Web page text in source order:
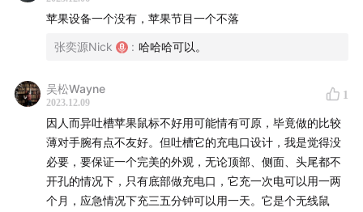
术影响力，推动更高粘性、更深互联、更持久共鸣的用户
社区构建。
📺 《少数派播客》已经登陆 YouTube 平台，YouTube 用
户也能收听啦。
🎁 少数派会员全面焕新，定制内容持续更新，付费栏目全
场畅读，年度最惠价格正在进行中，欢迎新老朋友加入！
🥳 少数派出品、知名主播婉莹、甜食制作的播客入门教程
苹果设备一个没有，苹果节目一个不落
张奕源Nick : 哈哈哈可以。
吴松Wayne
2023.12.09
1
因人而异吐槽苹果鼠标不好用可能情有可原，毕竟做的比较
薄对手腕有点不友好。但吐槽它的充电口设计，我是觉得没
必要，要保证一个完美的外观，无论顶部、侧面、头尾都不
开孔的情况下，只有底部做充电口，它充一次电可以用一两
个月，应急情况下充三五分钟可以用一天。它是个无线鼠